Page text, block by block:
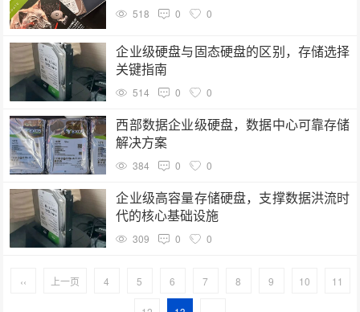
518 0 0
企业级硬盘与固态硬盘的区别，存储选择
关键指南
514 0 0
西部数据企业级硬盘，数据中心可靠存储
解决方案
384 0 0
企业级高容量存储硬盘，支撑数据洪流时
代的核心基础设施
309 0 0
‹‹ 上一页 4 5 6 7 8 9 10 11